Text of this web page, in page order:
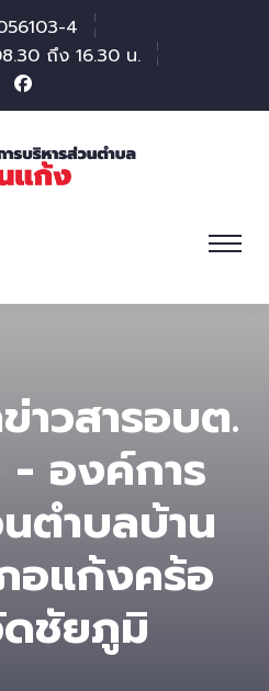
4
ถึง 16.30 น.
วสารอบต.
องค์การ
ตําบลบ้าน
อแก้งคร้อ
ชัยภูมิ